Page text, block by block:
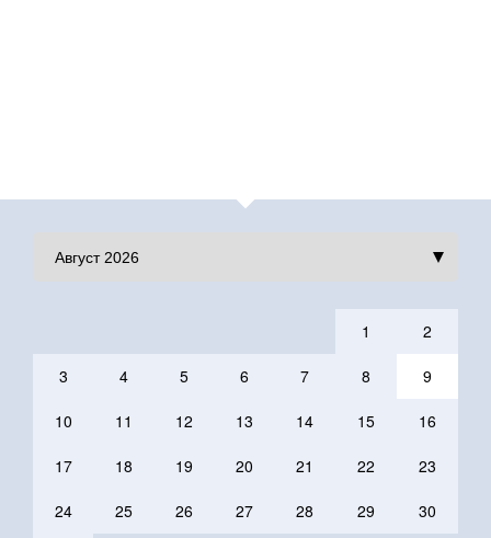
1 2
3 4 5 6 7 8 9
10 11 12 13 14 15 16
17 18 19 20 21 22 23
24 25 26 27 28 29 30